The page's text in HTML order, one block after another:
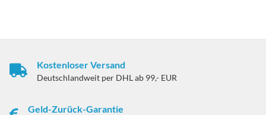
Kostenloser Versand
Deutschlandweit per DHL ab 99,- EUR
Geld-Zurück-Garantie